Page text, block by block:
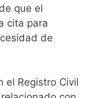
que el
cita para
de
el Registro Civil